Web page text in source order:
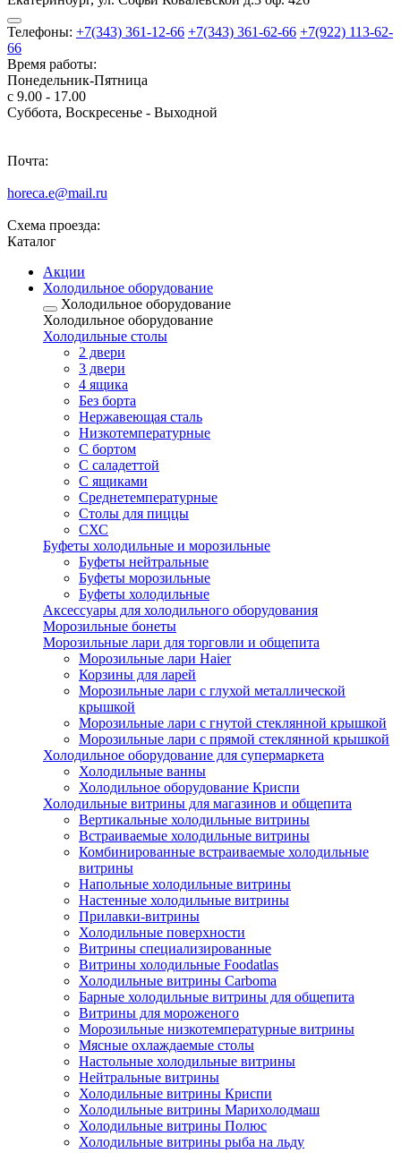
Телефоны: +7(343) 361-12-66 +7(343) 361-62-66 +7(922) 113-62-
66
Время работы:
Понедельник-Пятница
с 9.00 - 17.00
Суббота, Воскресенье - Выходной
Почта:
horeca.e@mail.ru
Схема проезда:
Каталог
Акции
Холодильное оборудование
Холодильное оборудование
Холодильное оборудование
Холодильные столы
2 двери
3 двери
4 ящика
Без борта
Нержавеющая сталь
Низкотемпературные
С бортом
С саладеттой
С ящиками
Среднетемпературные
Столы для пиццы
СХС
Буфеты холодильные и морозильные
Буфеты нейтральные
Буфеты морозильные
Буфеты холодильные
Аксессуары для холодильного оборудования
Морозильные бонеты
Морозильные лари для торговли и общепита
Морозильные лари Haier
Корзины для ларей
Морозильные лари с глухой металлической
крышкой
Морозильные лари с гнутой стеклянной крышкой
Морозильные лари с прямой стеклянной крышкой
Холодильное оборудование для супермаркета
Холодильные ванны
Холодильное оборудование Криспи
Холодильные витрины для магазинов и общепита
Вертикальные холодильные витрины
Встраиваемые холодильные витрины
Комбинированные встраиваемые холодильные
витрины
Напольные холодильные витрины
Настенные холодильные витрины
Прилавки-витрины
Холодильные поверхности
Витрины специализированные
Витрины холодильные Foodatlas
Холодильные витрины Carboma
Барные холодильные витрины для общепита
Витрины для мороженого
Морозильные низкотемпературные витрины
Мясные охлаждаемые столы
Настольные холодильные витрины
Нейтральные витрины
Холодильные витрины Криспи
Холодильные витрины Марихолодмаш
Холодильные витрины Полюс
Холодильные витрины рыба на льду